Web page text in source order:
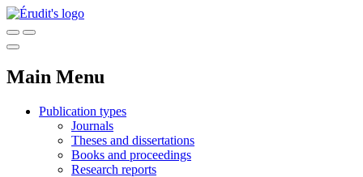
Main Menu
Publication types
Journals
Theses and dissertations
Books and proceedings
Research reports